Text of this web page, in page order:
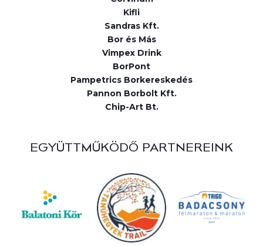
Kifli
Sandras Kft.
Bor és Más
Vimpex Drink
BorPont
Pampetrics Borkereskedés
Pannon Borbolt Kft.
Chip-Art Bt.
EGYÜTTMŰKÖDŐ PARTNEREINK